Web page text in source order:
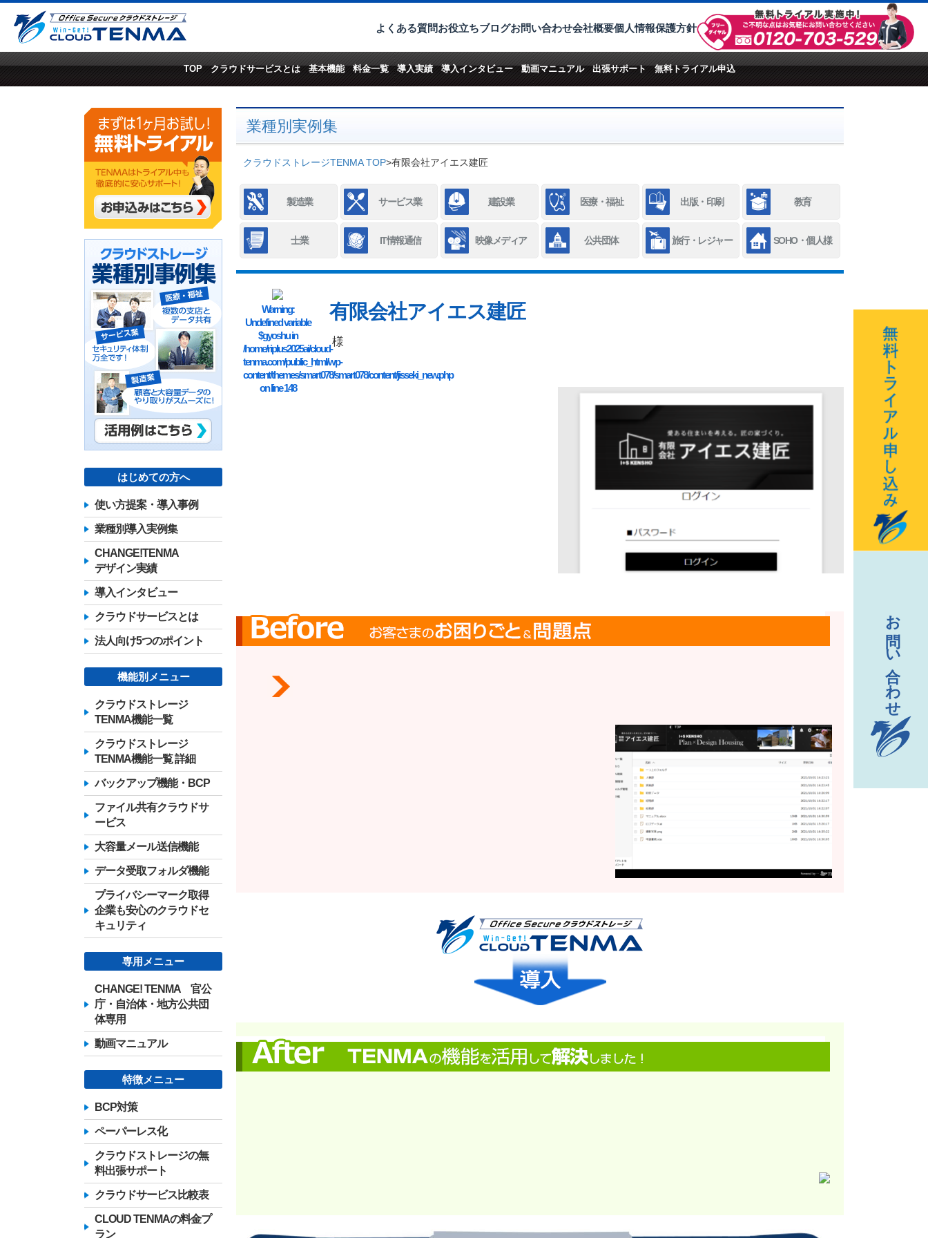
よくある質問お役立ちブログお問い合わせ会社概要個人情報保護方針
TOP クラウドサービスとは 基本機能 料金一覧 導入実績 導入インタビュー 動画マニュアル 出張サポート 無料トライアル申込
業種別実例集
クラウドストレージTENMA TOP>有限会社アイエス建匠
製造業 サービス業 建設業 医療・福祉 出版・印刷 教育
士業 IT情報通信 映像メディア 公共団体 旅行・レジャー SOHO・個人様
Warning:
Undefined variable
$gyoshu in
/home/riplus2025ai/cloud-
tenma.com/public_html/wp-
content/themes/smart078/smart078/content/jisseki_new.php
on line148
有限会社アイエス建匠
様
はじめての方へ
使い方提案・導入事例
業種別導入実例集
CHANGE!TENMA
デザイン実績
導入インタビュー
クラウドサービスとは
法人向け5つのポイント
機能別メニュー
クラウドストレージ
TENMA機能一覧
クラウドストレージ
TENMA機能一覧 詳細
バックアップ機能・BCP
ファイル共有クラウドサ
ービス
大容量メール送信機能
データ受取フォルダ機能
プライバシーマーク取得
企業も安心のクラウドセ
キュリティ
専用メニュー
CHANGE! TENMA 官公
庁・自治体・地方公共団
体専用
動画マニュアル
特徴メニュー
BCP対策
ペーパーレス化
クラウドストレージの無
料出張サポート
クラウドサービス比較表
CLOUD TENMAの料金プ
ラン